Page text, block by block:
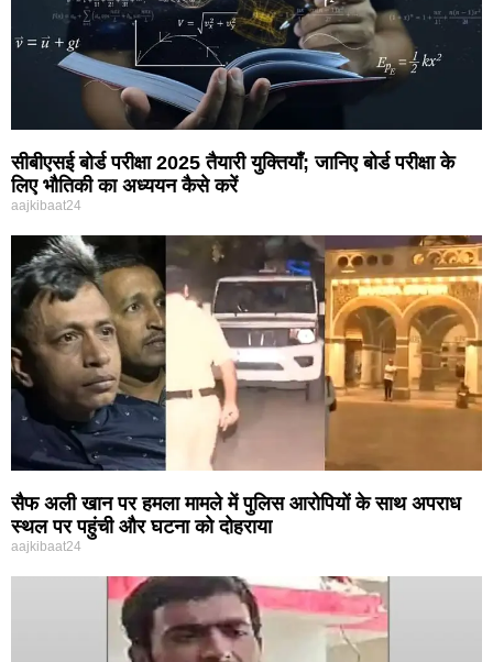
सीबीएसई बोर्ड परीक्षा 2025 तैयारी युक्तियाँ; जानिए बोर्ड परीक्षा के
लिए भौतिकी का अध्ययन कैसे करें
aajkibaat24
सैफ अली खान पर हमला मामले में पुलिस आरोपियों के साथ अपराध
स्थल पर पहुंची और घटना को दोहराया
aajkibaat24